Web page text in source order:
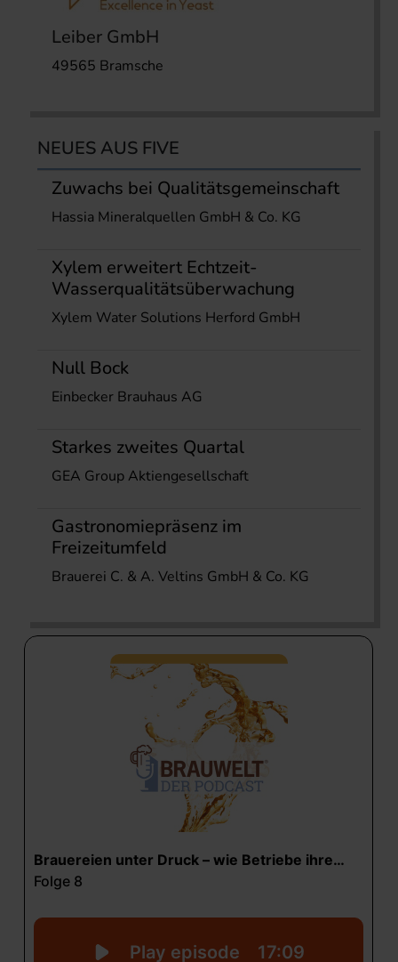
Leiber GmbH
49565 Bramsche
NEUES AUS FIVE
Zuwachs bei Qualitätsgemeinschaft
Hassia Mineralquellen GmbH & Co. KG
Xylem erweitert Echtzeit-
Wasserqualitätsüberwachung
Xylem Water Solutions Herford GmbH
Null Bock
Einbecker Brauhaus AG
Starkes zweites Quartal
GEA Group Aktiengesellschaft
Gastronomiepräsenz im
Freizeitumfeld
Brauerei C. & A. Veltins GmbH & Co. KG